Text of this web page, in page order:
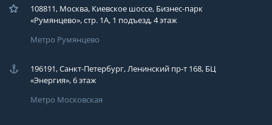
108811, Москва, Киевское шоссе, Бизнес-парк
«Румянцево», стр. 1А, 1 подъезд, 4 этаж
Метро Румянцево
196191, Санкт-Петербург, Ленинский пр-т 168, БЦ
«Энергия», 6 этаж
Метро Московская